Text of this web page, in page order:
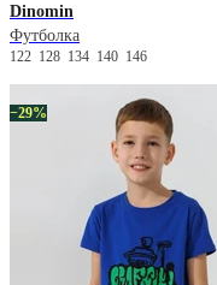
Dinomin
Футболка
122 128 134 140 146
−29%